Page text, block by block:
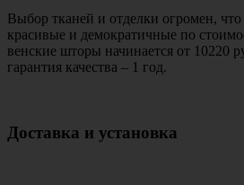
Выбор тканей и отделки огромен, что
красивые и демократичные по
венские шторы начинается от 10220
гарантия качества – 1 год.
Доставка и установка